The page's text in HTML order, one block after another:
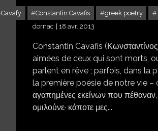
Cavafy Constantin Cavafis greek poetry
dornac
18 avr. 2013
Constantin Cavafis
aimées de ceux qui sont morts,
parlent en rêve ; parfois, dans la
la première poésie de notre vie –
αγαπημένες εκείνων που πέθαναν,
ομιλούνε· κάποτε μες...